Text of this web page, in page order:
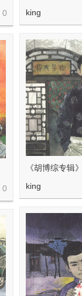
king
0
《胡博综专辑
king
0